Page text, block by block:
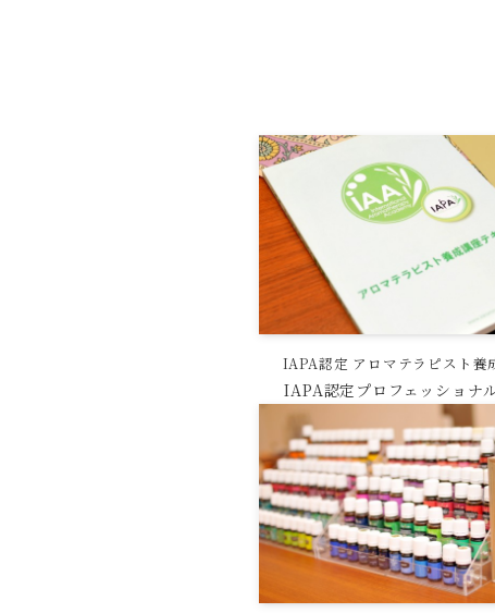
IAPA認定 アロマ テラピスト養
IAPA認定プロフェッショナ